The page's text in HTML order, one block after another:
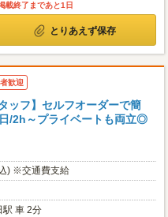
載終了まであと1日
とりあえず保存
歓迎
ッフ】セルフオーダーで簡
/2h～プライベートも両立◎
) ※交通費支給
駅 車 2分